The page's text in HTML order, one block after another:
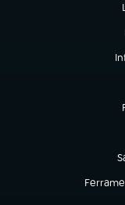
(abre